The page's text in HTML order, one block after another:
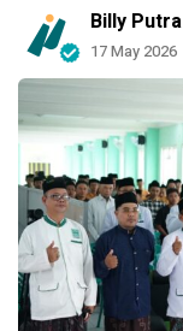
Billy Putra
17 May 2026